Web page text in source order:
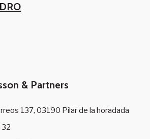
& Partners
137, 03190 Pilar de la horadada